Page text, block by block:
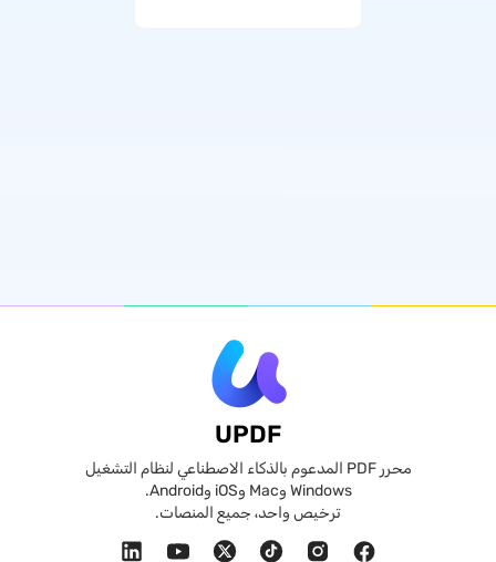
UPDF
محرر PDF المدعوم بالذكاء الاصطناعي لنظام التشغيل
Windows وMac وiOS وAndroid.
ترخيص واحد، جميع المنصات.